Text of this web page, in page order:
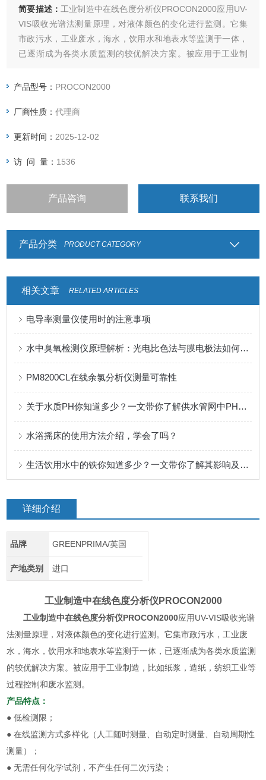
简要描述： 工业制造中在线色度分析仪PROCON2000应用UV-
VIS吸收光谱法测量原理，对液体颜色的变化进行监测。它集
市政污水，工业废水，海水，饮用水和地表水等监测于一体，
已逐渐成为各类水质监测的较优解决方案。被应用于工业制
产品型号： PROCON2000
厂商性质：代理商
更新时间： 2025-12-02
访 问 量： 1536
产品咨询 联系我们
产品分类 PRODUCT CATEGORY
相关文章 RELATED ARTICLES
电导率测量仪使用时的注意事项
水中臭氧检测仪原理解析：光电比色法与膜电极法如何精准捕捉水质变化
PM8200CL在线余氯分析仪测量可靠性
关于水质PH你知道多少？一文带你了解供水管网中PH的检测意义及标准
水浴摇床的使用方法介绍，学会了吗？
生活饮用水中的铁你知道多少？一文带你了解其影响及检测方法
详细介绍
品牌 GREENPRIMA/英国
产地类别 进口
工业制造中在线色度分析仪 PROCON2000
工业制造中在线色度分析仪PROCON2000应用UV-VIS吸收光谱
法测量原理，对液体颜色的变化进行监测。它集市政污水，工业废
水，海水，饮用水和地表水等监测于一体，已逐渐成为各类水质监测
的较优解决方案。被应用于工业制造，比如纸浆，造纸，纺织工业等
过程控制和废水监测。
产品特点：
● 低检测限；
● 在线监测方式多样化（人工随时测量、自动定时测量、自动周期性
测量）；
● 无需任何化学试剂，不产生任何二次污染；